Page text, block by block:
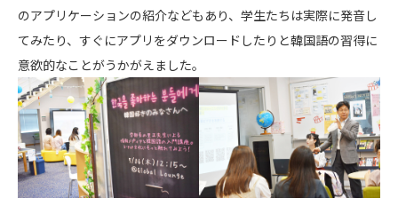
のアプリケーションの紹介などもあり、学生たちは実際に発音し
てみたり、すぐにアプリをダウンロードしたりと韓国語の習得に
意欲的なことがうかがえました。